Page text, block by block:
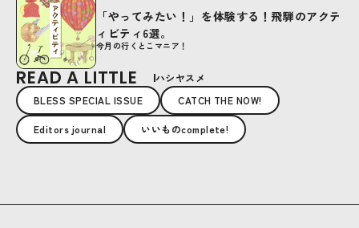
今月の行くとこマニア！
「やってみたい！」を体験する！飛騨のアクテ
ィビティ6選。
READ A LITTLE
ハシヤスメ
BLESS SPECIAL ISSUE
CATCH THE NOW!
Editors journal いいものcomplete!